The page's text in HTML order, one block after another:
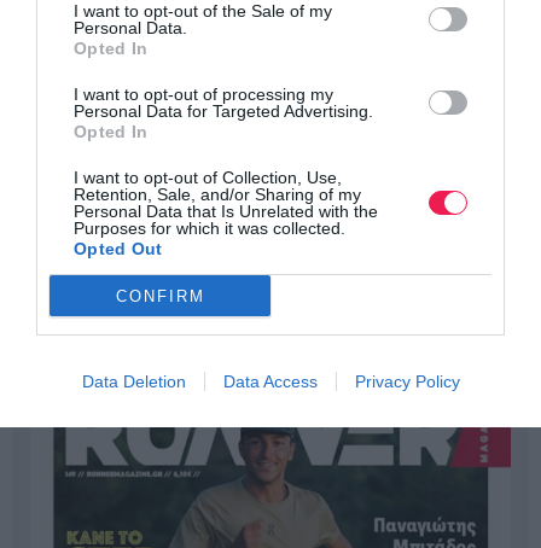
I want to opt-out of the Sale of my
Personal Data.
Opted In
I want to opt-out of processing my
Personal Data for Targeted Advertising.
Opted In
I want to opt-out of Collection, Use,
Retention, Sale, and/or Sharing of my
Personal Data that Is Unrelated with the
Purposes for which it was collected.
Opted Out
CONFIRM
Data Deletion Data Access Privacy Policy